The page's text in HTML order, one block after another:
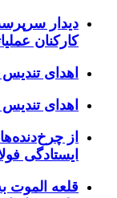
دیدار
کارکنان
اهدای
اهدای
ایستادگی
قلعه الموت